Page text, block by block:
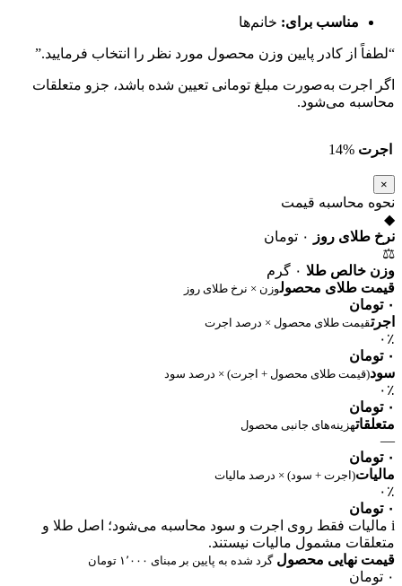
مناسب برای: خانم‌ها
“لطفاً از کادر پایین وزن محصول مورد نظر را انتخاب فرمایید.”
اگر اجرت به‌صورت مبلغ تومانی تعیین شده باشد، جزو متعلقات
محاسبه می‌شود.
اجرت 14%
×
نحوه محاسبه قیمت
◆
نرخ طلای روز
۰ تومان
⚖
وزن خالص طلا ۰ گرم
قیمت طلای محصولوزن × نرخ طلای روز
۰ تومان
اجرتقیمت طلای محصول × درصد اجرت
۰٪
۰ تومان
سود(قیمت طلای محصول + اجرت) × درصد سود
۰٪
۰ تومان
متعلقاتهزینه‌های جانبی محصول
—
۰ تومان
مالیات(اجرت + سود) × درصد مالیات
۰٪
۰ تومان
i مالیات فقط روی اجرت و سود محاسبه می‌شود؛ اصل طلا و
متعلقات مشمول مالیات نیستند.
قیمت نهایی محصول گرد شده به پایین بر مبنای ۱٬۰۰۰ تومان
۰ تومان